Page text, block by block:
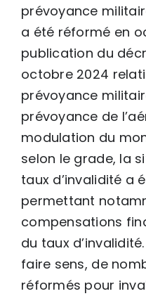
prévoyance
a été réformé en
publication du
octobre 2024
prévoyance
prévoyance de
modulation du
selon le grade, la
taux d’invalidité a
permettant
compensations
du taux
faire sens, de
réformés pour